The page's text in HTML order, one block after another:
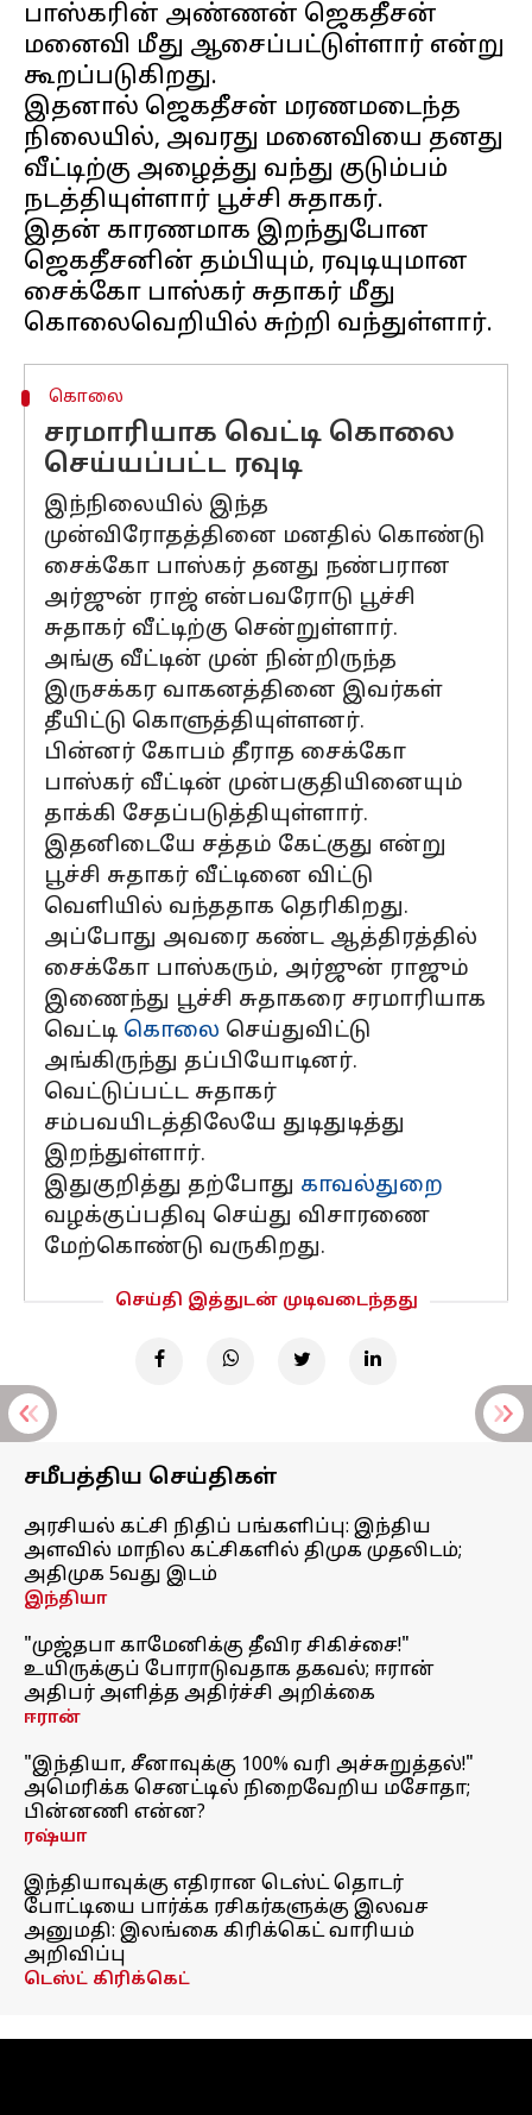
பாஸ்கரின் அண்ணன் ஜெகதீசன்
மனைவி மீது ஆசைப்பட்டுள்ளார் என்று
கூறப்படுகிறது.
இதனால் ஜெகதீசன் மரணமடைந்த
நிலையில், அவரது மனைவியை தனது
வீட்டிற்கு அழைத்து வந்து குடும்பம்
நடத்தியுள்ளார் பூச்சி சுதாகர்.
இதன் காரணமாக இறந்துபோன
ஜெகதீசனின் தம்பியும், ரவுடியுமான
சைக்கோ பாஸ்கர் சுதாகர் மீது
கொலை
சரமாரியாக வெட்டி கொலை
செய்யப்பட்ட ரவுடி
இந்நிலையில் இந்த
முன்விரோதத்தினை மனதில் கொண்டு
சைக்கோ பாஸ்கர் தனது நண்பரான
அர்ஜுன் ராஜ் என்பவரோடு பூச்சி
சுதாகர் வீட்டிற்கு சென்றுள்ளார்.
அங்கு வீட்டின் முன் நின்றிருந்த
இருசக்கர வாகனத்தினை இவர்கள்
தீயிட்டு கொளுத்தியுள்ளனர்.
பின்னர் கோபம் தீராத சைக்கோ
பாஸ்கர் வீட்டின் முன்பகுதியினையும்
தாக்கி சேதப்படுத்தியுள்ளார்.
இதனிடையே சத்தம் கேட்குது என்று
பூச்சி சுதாகர் வீட்டினை விட்டு
வெளியில் வந்ததாக தெரிகிறது.
அப்போது அவரை கண்ட ஆத்திரத்தில்
சைக்கோ பாஸ்கரும், அர்ஜுன் ராஜும்
இணைந்து பூச்சி சுதாகரை சரமாரியாக
வெட்டி கொலை செய்துவிட்டு
அங்கிருந்து தப்பியோடினர்.
வெட்டுப்பட்ட சுதாகர்
சம்பவயிடத்திலேயே துடிதுடித்து
இறந்துள்ளார்.
இதுகுறித்து தற்போது காவல்துறை
வழக்குப்பதிவு செய்து விசாரணை
மேற்கொண்டு வருகிறது.
செய்தி இத்துடன் முடிவடைந்தது
சமீபத்திய செய்திகள்
அரசியல் கட்சி நிதிப் பங்களிப்பு: இந்திய
அளவில் மாநில கட்சிகளில் திமுக முதலிடம்;
அதிமுக 5வது இடம்
இந்தியா
"முஜ்தபா காமேனிக்கு தீவிர சிகிச்சை!"
உயிருக்குப் போராடுவதாக தகவல்; ஈரான்
அதிபர் அளித்த அதிர்ச்சி அறிக்கை
ஈரான்
"இந்தியா, சீனாவுக்கு 100% வரி அச்சுறுத்தல்!"
அமெரிக்க செனட்டில் நிறைவேறிய மசோதா;
பின்னணி என்ன?
ரஷ்யா
இந்தியாவுக்கு எதிரான டெஸ்ட் தொடர்
போட்டியை பார்க்க ரசிகர்களுக்கு இலவச
அனுமதி: இலங்கை கிரிக்கெட் வாரியம்
அறிவிப்பு
டெஸ்ட் கிரிக்கெட்